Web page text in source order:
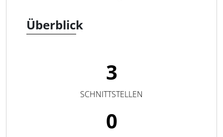
Überblick
3
SCHNITTSTELLEN
0